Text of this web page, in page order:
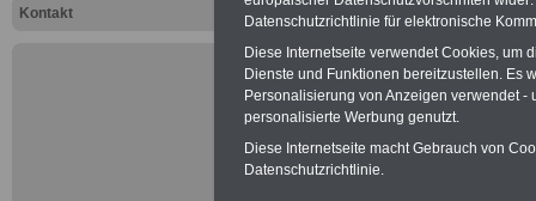
Kontakt
Verwaltunggeeignet. Sie können
alle Bücher und eBooks
herunterladen, lesen und
ausdrucken: Wissenswertes zum
Beamtenrecht, Beihilfe,
Beamtenversorgung,
Tarifrecht
Nebentätig-keitsrecht, Berufseinstieg
und Frauen im öffentlichen Dienst
>>>mehr Informationen
Datenschutzrichtlinie für elektronische
Diese Internetseite verwendet Cookies, um
Dienste und Funktionen bereitzustellen. Es
Personalisierung von Anzeigen verwendet
personalisierte Werbung genutzt.
Diese Internetseite macht Gebrauch von
Datenschutzrichtlinie.